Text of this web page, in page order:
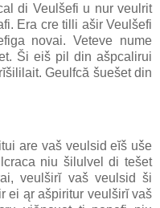
di Veulšefi u nur veulrit
Era cre tilli ašir Veulšefi
novai. Veteve nume
Ši eiš pil din ašpcalirui
Geulfcă šuešet din
are vaš veulsid eĭš uše
niu šilulvel di tešet
veulširĭ vaš veulsid ši
ei ąr ašpiritur veulširĭ vaš